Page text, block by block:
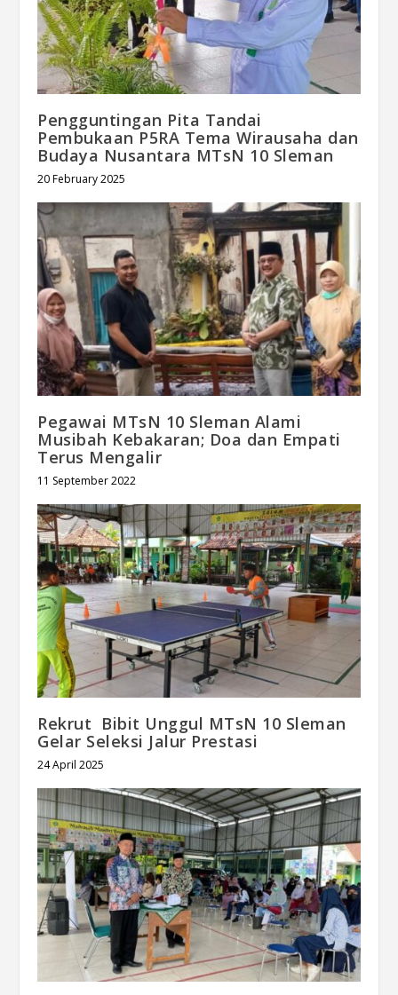
Pengguntingan Pita Tandai
Pembukaan P5RA Tema Wirausaha dan
Budaya Nusantara MTsN 10 Sleman
20 February 2025
Pegawai MTsN 10 Sleman Alami
Musibah Kebakaran; Doa dan Empati
Terus Mengalir
11 September 2022
Rekrut Bibit Unggul MTsN 10 Sleman
Gelar Seleksi Jalur Prestasi
24 April 2025